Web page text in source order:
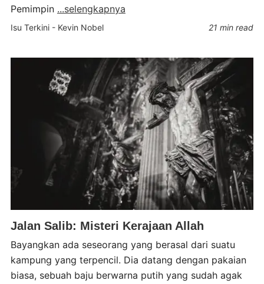
Pemimpin ...selengkapnya
Isu Terkini - Kevin Nobel 21 min read
Jalan Salib: Misteri Kerajaan Allah
Bayangkan ada seseorang yang berasal dari suatu
kampung yang terpencil. Dia datang dengan pakaian
biasa, sebuah baju berwarna putih yang sudah agak